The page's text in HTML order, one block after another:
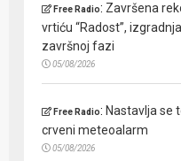
Free Radio: Završena
vrtiću “Radost”,
završnoj fazi
05/08/2026
Free Radio: Nastavlja se
crveni meteoalarm
05/08/2026